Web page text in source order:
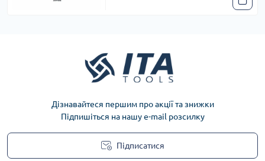
Дізнавайтеся першим про акції та знижки
Підпишіться на нашу e-mail розсилку
Підписатися